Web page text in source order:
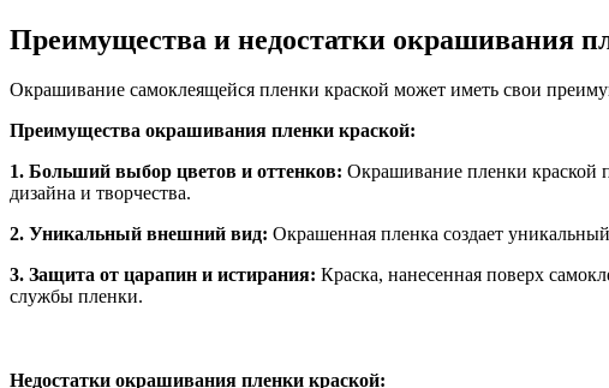
Преимущества и недостатки окрашивания
Окрашивание самоклеящейся пленки краской может иметь свои
Преимущества окрашивания пленки краской:
1. Больший выбор цветов и оттенков: Окрашивание пленки краской
дизайна и творчества.
2. Уникальный внешний вид: Окрашенная пленка создает
3. Защита от царапин и истирания: Краска, нанесенная поверх
службы пленки.
Недостатки окрашивания пленки краской: